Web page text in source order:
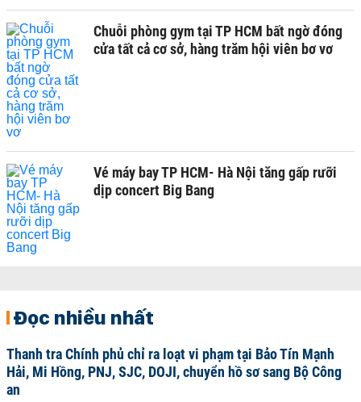
Chuỗi phòng gym tại TP HCM bất ngờ đóng
cửa tất cả cơ sở, hàng trăm hội viên bơ vơ
Vé máy bay TP HCM- Hà Nội tăng gấp rưỡi
dịp concert Big Bang
Đọc nhiều nhất
Thanh tra Chính phủ chỉ ra loạt vi phạm tại Bảo Tín Mạnh
Hải, Mi Hồng, PNJ, SJC, DOJI, chuyển hồ sơ sang Bộ Công
an